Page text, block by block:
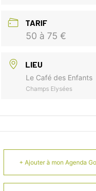
TARIF
50 à 75 €
LIEU
Le Café des Enfants
Champs Elysées
+ Ajouter à mon Agenda